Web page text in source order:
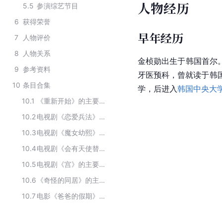
5.5 参演综艺节目
6 获得荣誉
7
人物评价
8
人物关系
9 参考资料
10 条目合集
10.1
《重新开始》的主要演员
10.2
电视剧《恋爱兵法》的主演人员
10.3
电视剧《魔女幼熙》的主演
10.4
电视剧《会有天使替我爱你》的主要演员
10.5
电视剧《宫》的主要演员
10.6
《奇怪的同居》的主要演员
10.7
电影《爸爸的假期》主要演员
人物经历
早年经历
金桢勋出生于韩国首尔
牙医预科，曾就读于
学，后进入韩国中央大